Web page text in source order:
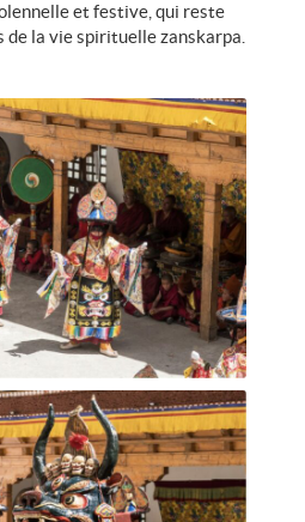
et festive, qui reste
de la vie spirituelle zanskarpa.